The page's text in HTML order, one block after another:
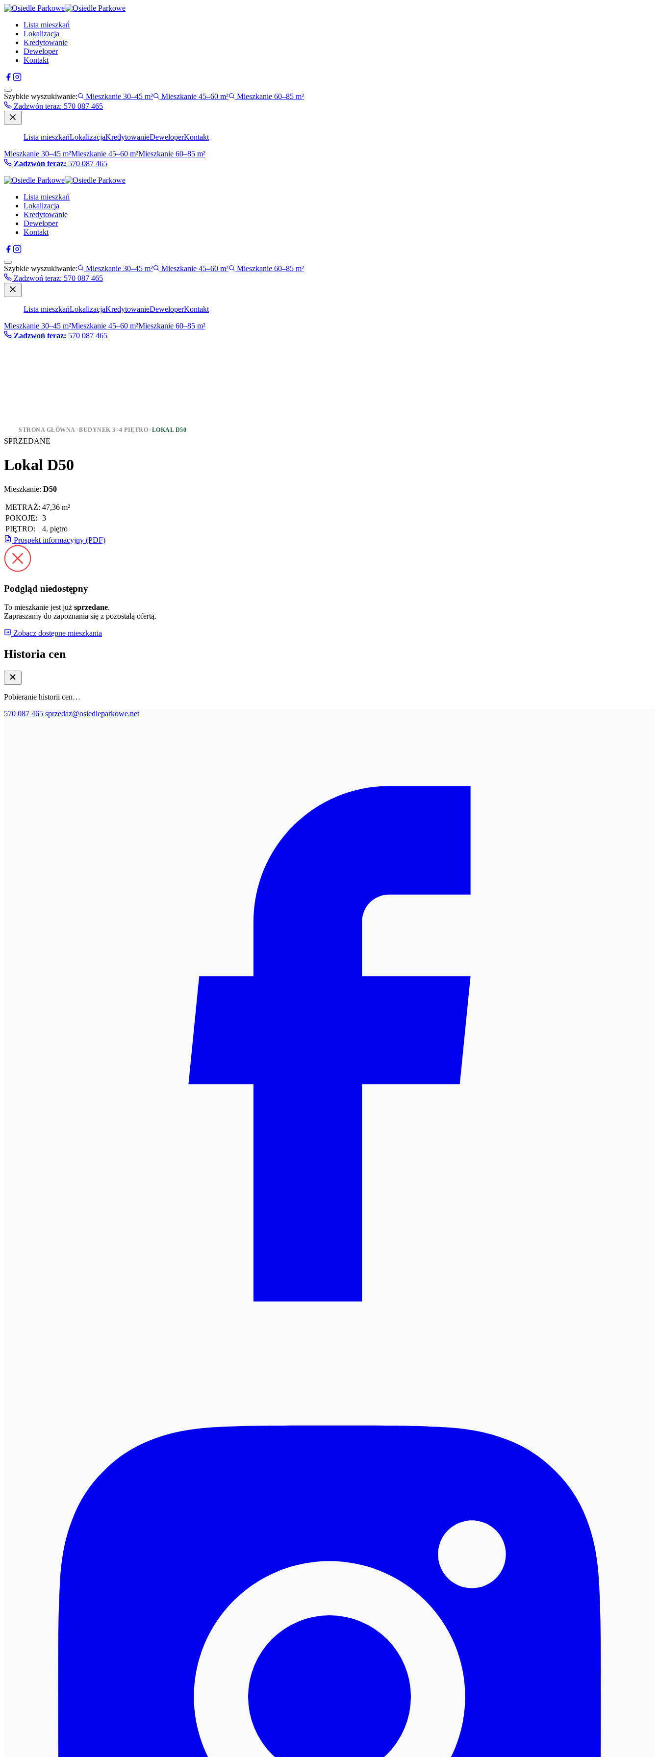
Lista mieszkań
Lokalizacja
Kredytowanie
Deweloper
Kontakt
Szybkie wyszukiwanie: Mieszkanie 30–45 m² Mieszkanie 45–60 m²
Mieszkanie 60–85 m²
Zadzwón teraz: 570 087 465
Lista mieszkańLokalizacjaKredytowanieDeweloperKontakt
Mieszkanie 30–45 m²Mieszkanie 45–60 m²Mieszkanie 60–85 m²
Zadzwón teraz: 570 087 465
Lista mieszkań
Lokalizacja
Kredytowanie
Deweloper
Kontakt
Szybkie wyszukiwanie: Mieszkanie 30–45 m² Mieszkanie 45–60 m²
Mieszkanie 60–85 m²
Zadzwoń teraz: 570 087 465
Lista mieszkańLokalizacjaKredytowanieDeweloperKontakt
Mieszkanie 30–45 m²Mieszkanie 45–60 m²Mieszkanie 60–85 m²
Zadzwoń teraz: 570 087 465
STRONA GŁÓWNA>BUDYNEK 3>4 PIĘTRO>LOKAL D50
SPRZEDANE
Lokal D50
Mieszkanie: D50
METRAŻ: 47,36 m²
POKOJE:
3
PIĘTRO:
4. piętro
Prospekt informacyjny (PDF)
Podgląd niedostępny
To mieszkanie jest już sprzedane.
Zapraszamy do zapoznania się z pozostałą ofertą.
Zobacz dostępne mieszkania
Historia cen
Pobieranie historii cen…
570 087 465 sprzedaz@osiedleparkowe.net